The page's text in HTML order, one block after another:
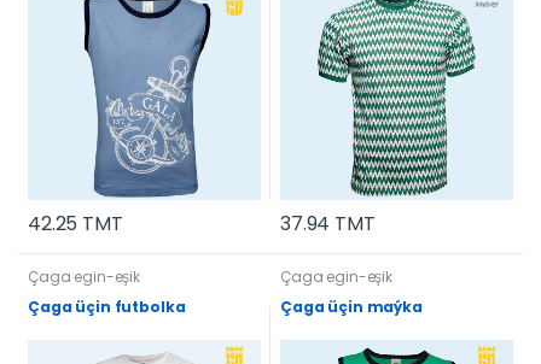
42.25 TMT 37.94 TMT
Çaga egin-eşik
Çaga üçin futbolka
Çaga egin-eşik
Çaga üçin maýka